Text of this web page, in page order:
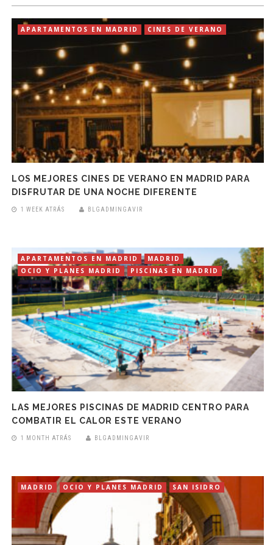
APARTAMENTOS EN MADRID CINES DE VERANO
LOS MEJORES CINES DE VERANO EN MADRID PARA
DISFRUTAR DE UNA NOCHE DIFERENTE
1 WEEK ATRÁS BLGADMINGAVIR
APARTAMENTOS EN MADRID
MADRID
OCIO Y PLANES MADRID
PISCINAS EN MADRID
LAS MEJORES PISCINAS DE MADRID CENTRO PARA
COMBATIR EL CALOR ESTE VERANO
1 MONTH ATRÁS BLGADMINGAVIR
MADRID OCIO Y PLANES MADRID SAN ISIDRO